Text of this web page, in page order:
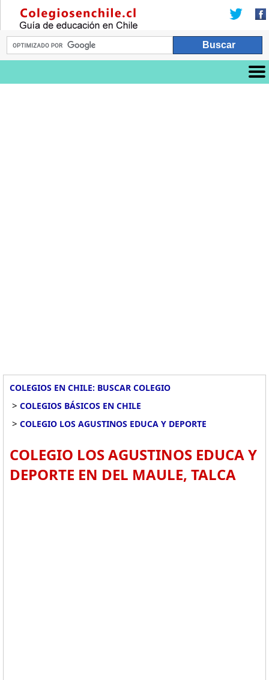
COLEGIOS EN CHILE: BUSCAR COLEGIO
> COLEGIOS BÁSICOS EN CHILE
> COLEGIO LOS AGUSTINOS EDUCA Y DEPORTE
COLEGIO LOS AGUSTINOS EDUCA Y
DEPORTE EN DEL MAULE, TALCA